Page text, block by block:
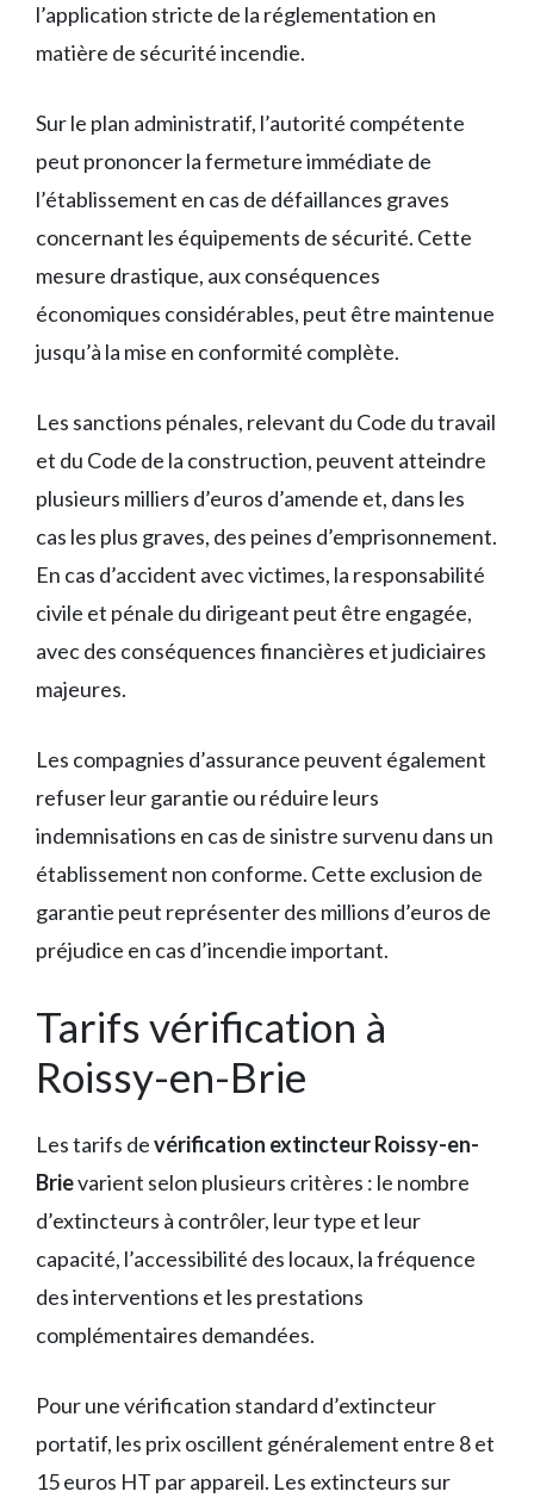
l’application stricte de la réglementation en
matière de sécurité incendie.
Sur le plan administratif, l’autorité compétente
peut prononcer la fermeture immédiate de
l’établissement en cas de défaillances graves
concernant les équipements de sécurité. Cette
mesure drastique, aux conséquences
économiques considérables, peut être maintenue
jusqu’à la mise en conformité complète.
Les sanctions pénales, relevant du Code du travail
et du Code de la construction, peuvent atteindre
plusieurs milliers d’euros d’amende et, dans les
cas les plus graves, des peines d’emprisonnement.
En cas d’accident avec victimes, la responsabilité
civile et pénale du dirigeant peut être engagée,
avec des conséquences financières et judiciaires
majeures.
Les compagnies d’assurance peuvent également
refuser leur garantie ou réduire leurs
indemnisations en cas de sinistre survenu dans un
établissement non conforme. Cette exclusion de
garantie peut représenter des millions d’euros de
préjudice en cas d’incendie important.
Tarifs vérification à
Roissy-en-Brie
Les tarifs devérification extincteur Roissy-en-
Brievarient selon plusieurs critères : le nombre
d’extincteurs à contrôler, leur type et leur
capacité, l’accessibilité des locaux, la fréquence
des interventions et les prestations
complémentaires demandées.
Pour une vérification standard d’extincteur
portatif, les prix oscillent généralement entre 8 et
15 euros HT par appareil. Les extincteurs sur